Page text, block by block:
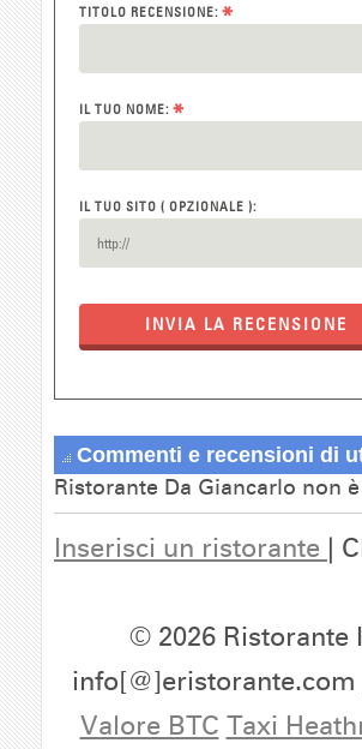
TITOLO RECENSIONE: *
IL TUO NOME: *
IL TUO SITO ( OPZIONALE ):
INVIA LA RECENSIONE
Commenti e recensioni di
Ristorante Da Giancarlo non
Inserisci un ristorante |
© 2026
info[@]eristorante.com
Valore BTC Taxi